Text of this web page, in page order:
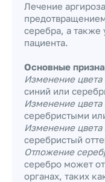
Лечение
серебра, а также
пациента.
Основные
Изменение
синий или
Изменение цвета
серебристыми
Изменение цвета
серебристый
Отложение
серебро может
органах, таких